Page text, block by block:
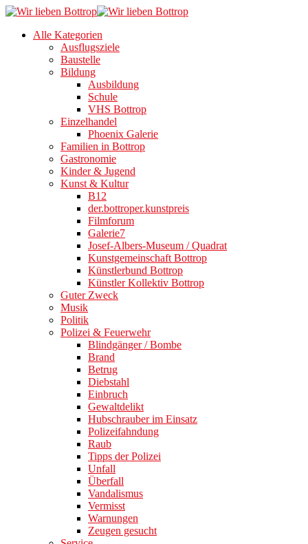
Alle Kategorien
Ausflugsziele
Baustelle
Bildung
Ausbildung
Schule
VHS Bottrop
Einzelhandel
Phoenix Galerie
Familien in Bottrop
Gastronomie
Kinder & Jugend
Kunst & Kultur
B12
der.bottroper.kunstpreis
Filmforum
Galerie7
Josef-Albers-Museum / Quadrat
Kunstgemeinschaft Bottrop
Künstlerbund Bottrop
Künstler Kollektiv Bottrop
Guter Zweck
Musik
Politik
Polizei & Feuerwehr
Blindgänger / Bombe
Brand
Betrug
Diebstahl
Einbruch
Gewaltdelikt
Hubschrauber im Einsatz
Polizeifahndung
Raub
Tipps der Polizei
Unfall
Überfall
Vandalismus
Vermisst
Warnungen
Zeugen gesucht